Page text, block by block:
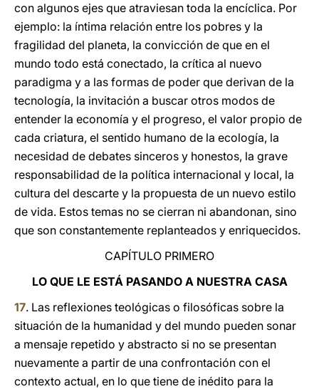
con algunos ejes que atraviesan toda la encíclica. Por
ejemplo: la íntima relación entre los pobres y la
fragilidad del planeta, la convicción de que en el
mundo todo está conectado, la crítica al nuevo
paradigma y a las formas de poder que derivan de la
tecnología, la invitación a buscar otros modos de
entender la economía y el progreso, el valor propio de
cada criatura, el sentido humano de la ecología, la
necesidad de debates sinceros y honestos, la grave
responsabilidad de la política internacional y local, la
cultura del descarte y la propuesta de un nuevo estilo
de vida. Estos temas no se cierran ni abandonan, sino
que son constantemente replanteados y enriquecidos.
CAPÍTULO PRIMERO
LO QUE LE ESTÁ PASANDO A NUESTRA CASA
17. Las reflexiones teológicas o filosóficas sobre la
situación de la humanidad y del mundo pueden sonar
a mensaje repetido y abstracto si no se presentan
nuevamente a partir de una confrontación con el
contexto actual, en lo que tiene de inédito para la